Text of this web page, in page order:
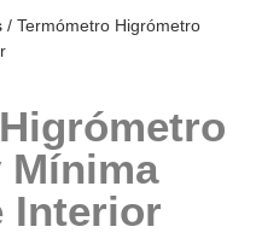
/ Termómetro Higrómetro
Mínima
Interior